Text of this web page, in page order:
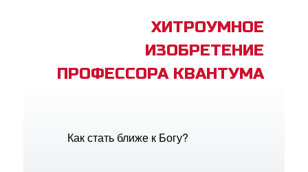
ХИТРОУМНОЕ
ИЗОБРЕТЕНИЕ
ПРОФЕССОРА КВАНТУМА
Как стать ближе к Богу?